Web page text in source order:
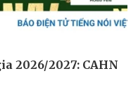
điệu